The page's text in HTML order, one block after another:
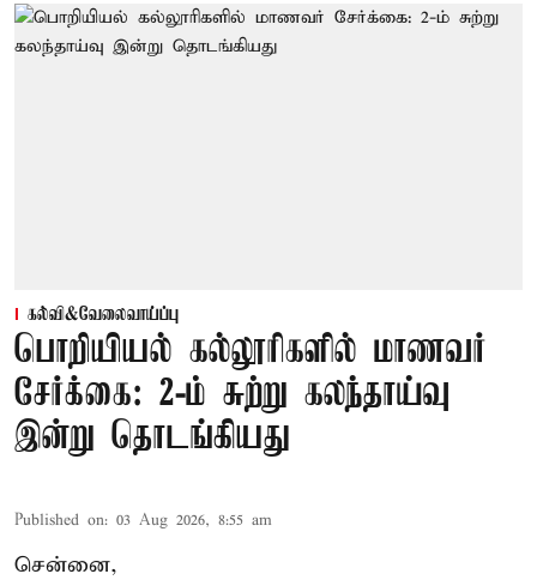
கல்வி&வேலைவாய்ப்பு
பொறியியல் கல்லூரிகளில் மாணவர்
சேர்க்கை: 2-ம் சுற்று கலந்தாய்வு
இன்று தொடங்கியது
Published on: 03 Aug 2026, 8:55 am
சென்னை,